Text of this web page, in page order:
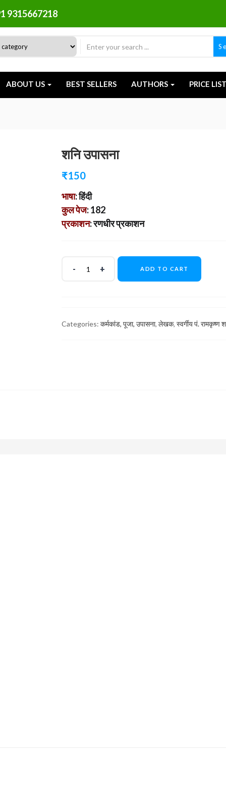
9315667218
ABOUT US BEST SELLERS AUTHORS PRICE
शनि उपासना
₹150
भाषा: हिंदी
कुल पेज: 182
प्रकाशन: रणधीर प्रकाशन
ADD TO CART
Categories: कर्मकांड, पूजा, उपासना, लेखक, स्वर्गीय पं. रामकृष्ण